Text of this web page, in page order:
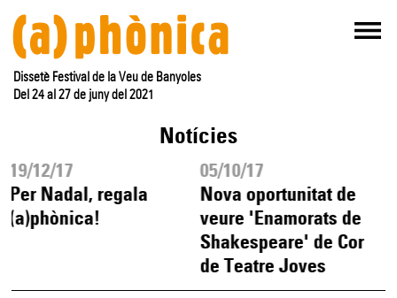
Dissetè Festival de la Veu de Banyoles
Del 24 al 27 de juny del 2021
Notícies
19/12/17
Per Nadal, regala
(a)phònica!
05/10/17
Nova oportunitat de
veure 'Enamorats de
Shakespeare' de Cor
de Teatre Joves